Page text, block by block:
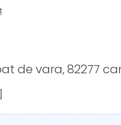
de vara, 82277